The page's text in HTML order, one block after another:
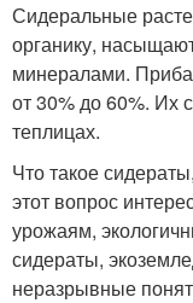
Сидеральные
органику,
минералами.
от 30% до 60%. Их
теплицах.
Что такое
этот вопрос
урожаям,
сидераты,
неразрывные